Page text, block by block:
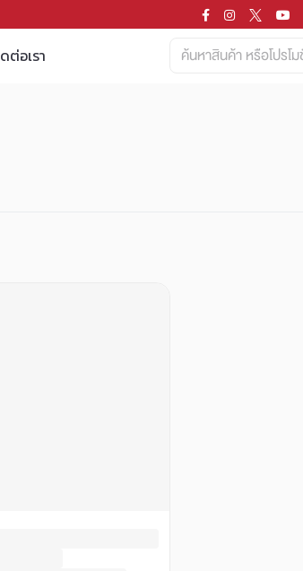
ต่อเรา